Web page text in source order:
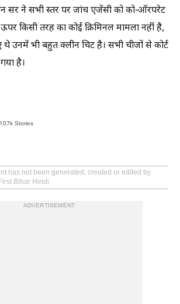
सर ने सभी स्तर पर जांच एजेंसी को को-ऑरपरेट
किसी तरह का कोई क्रिमिनल मामला नहीं है,
उनमें भी बहुत क्लीन चिट है। सभी चीजों से कोर्ट
है।
107k Stories
has not been generated, created or edited by
Bihar Hindi
ADVERTISEMENT